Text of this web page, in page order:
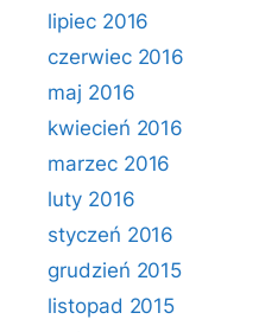
lipiec 2016
czerwiec 2016
maj 2016
kwiecień 2016
marzec 2016
luty 2016
styczeń 2016
grudzień 2015
listopad 2015